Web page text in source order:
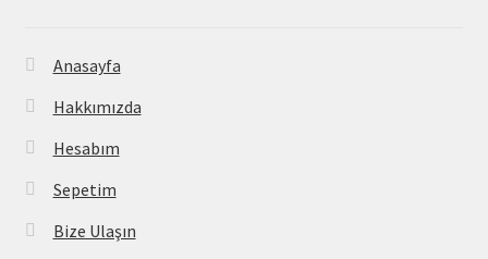
Anasayfa
Hakkımızda
Hesabım
Sepetim
Bize Ulaşın